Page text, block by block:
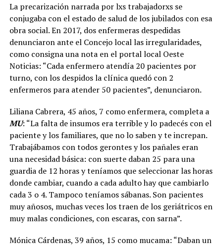
La precarización narrada por lxs trabajadorxs se
conjugaba con el estado de salud de los jubilados con esa
obra social. En 2017, dos enfermeras despedidas
denunciaron ante el Concejo local las irregularidades,
como consigna una nota en el portal local Oeste
Noticias: “Cada enfermero atendía 20 pacientes por
turno, con los despidos la clínica quedó con 2
enfermeros para atender 50 pacientes”, denunciaron.
Liliana Cabrera, 45 años, 7 como enfermera, completa a
MU: “La falta de insumos era terrible y lo padecés con el
paciente y los familiares, que no lo saben y te increpan.
Trabajábamos con todos gerontes y los pañales eran
una necesidad básica: con suerte daban 25 para una
guardia de 12 horas y teníamos que seleccionar las horas
donde cambiar, cuando a cada adulto hay que cambiarlo
cada 3 o 4. Tampoco teníamos sábanas. Son pacientes
muy añosos, muchas veces los traen de los geriátricos en
muy malas condiciones, con escaras, con sarna”.
Mónica Cárdenas, 39 años, 15 como mucama: “Daban un